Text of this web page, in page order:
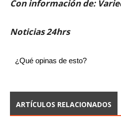
Con información de:
Noticias 24hrs
¿Qué opinas de esto?
ARTÍCULOS RELACIONADOS